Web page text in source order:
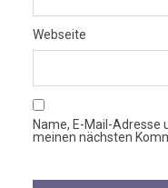
Webseite
Name, E-Mail-Adresse
meinen nächsten